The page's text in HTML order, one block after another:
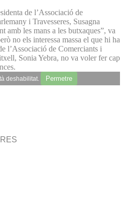
de l’Associació de
i Travesseres, Susagna
amb les mans a les butxaques”, va
no els interessa massa el que hi ha
l’Associació de Comerciants i
Sonia Yebra, no va voler fer cap
deshabilitat. Permetre